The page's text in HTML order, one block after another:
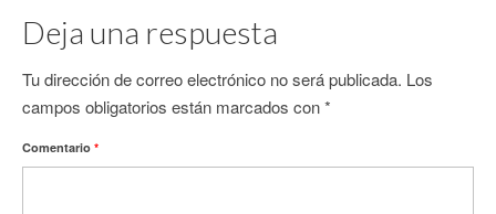
Deja una respuesta
Tu dirección de correo electrónico no será publicada. Los
campos obligatorios están marcados con*
Comentario *